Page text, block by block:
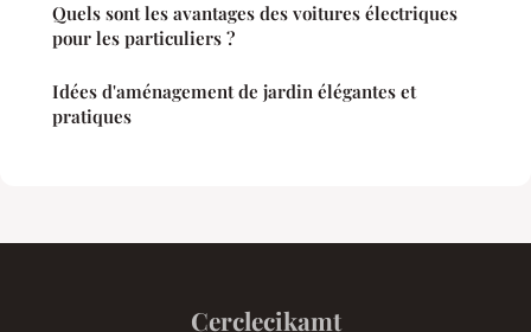
Quels sont les avantages des voitures électriques
pour les particuliers ?
Idées d'aménagement de jardin élégantes et
pratiques
Cerclecikamt